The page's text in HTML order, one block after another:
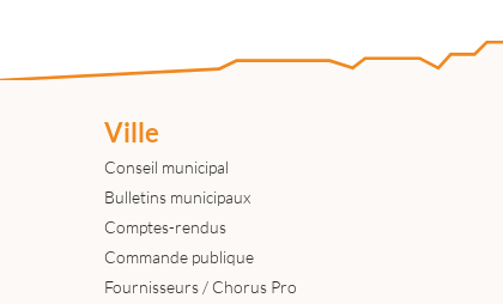
Ville
Conseil municipal
Bulletins municipaux
Comptes-rendus
Commande publique
Fournisseurs / Chorus Pro